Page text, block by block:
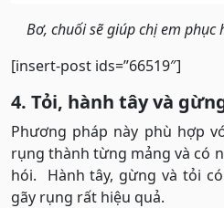
Bơ, chuối sẽ giúp chị em
[insert-post ids=”66519″]
4. Tỏi, hành tây và
Phương pháp này phù hợp
rụng thành từng mảng và có
hói. Hành tây, gừng và tỏi
gãy rụng rất hiệu quả.